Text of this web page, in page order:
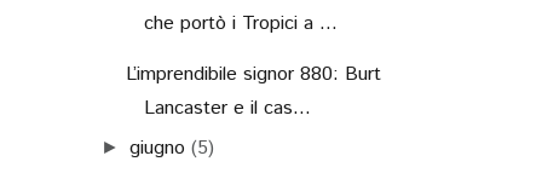
che portò i Tropici a ...
L’imprendibile signor 880: Burt
Lancaster e il cas...
►giugno (5)